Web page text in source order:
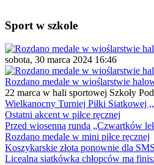
Sport w szkole
sobota, 30 marca 2024 16:46
Rozdano medale w wioślarstwie
22 marca w hali sportowej Szkoły
Wielkanocny Turniej Piłki Siatkowej
Ostatni akcent w piłce ręcznej
Przed wiosenną rundą „Czwartków
Rozdano medale w mini piłce ręcznej
Koszykarskie złota ponownie dla
Licealna siatkówka chłopców ma